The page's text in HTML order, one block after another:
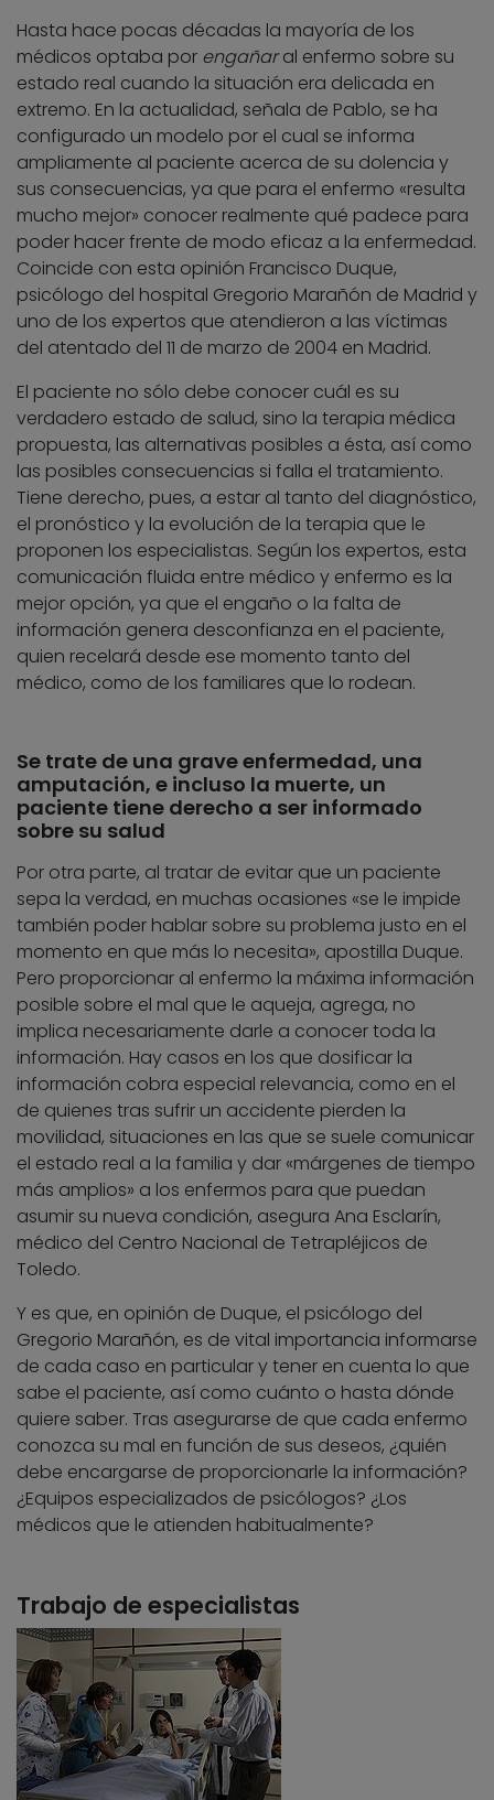
Hasta hace pocas décadas la mayoría de los
médicos optaba por engañaral enfermo sobre su
estado real cuando la situación era delicada en
extremo. En la actualidad, señala de Pablo, se ha
configurado un modelo por el cual se informa
ampliamente al paciente acerca de su dolencia y
sus consecuencias, ya que para el enfermo «resulta
mucho mejor» conocer realmente qué padece para
poder hacer frente de modo eficaz a la enfermedad.
Coincide con esta opinión Francisco Duque,
psicólogo del hospital Gregorio Marañón de Madrid y
uno de los expertos que atendieron a las víctimas
del atentado del 11 de marzo de 2004 en Madrid.
El paciente no sólo debe conocer cuál es su
verdadero estado de salud, sino la terapia médica
propuesta, las alternativas posibles a ésta, así como
las posibles consecuencias si falla el tratamiento.
Tiene derecho, pues, a estar al tanto del diagnóstico,
el pronóstico y la evolución de la terapia que le
proponen los especialistas. Según los expertos, esta
comunicación fluida entre médico y enfermo es la
mejor opción, ya que el engaño o la falta de
información genera desconfianza en el paciente,
quien recelará desde ese momento tanto del
médico, como de los familiares que lo rodean.
Se trate de una grave enfermedad, una
amputación, e incluso la muerte, un
paciente tiene derecho a ser informado
sobre su salud
Por otra parte, al tratar de evitar que un paciente
sepa la verdad, en muchas ocasiones «se le impide
también poder hablar sobre su problema justo en el
momento en que más lo necesita», apostilla Duque.
Pero proporcionar al enfermo la máxima información
posible sobre el mal que le aqueja, agrega, no
implica necesariamente darle a conocer toda la
información. Hay casos en los que dosificar la
información cobra especial relevancia, como en el
de quienes tras sufrir un accidente pierden la
movilidad, situaciones en las que se suele comunicar
el estado real a la familia y dar «márgenes de tiempo
más amplios» a los enfermos para que puedan
asumir su nueva condición, asegura Ana Esclarín,
médico del Centro Nacional de Tetrapléjicos de
Toledo.
Y es que, en opinión de Duque, el psicólogo del
Gregorio Marañón, es de vital importancia informarse
de cada caso en particular y tener en cuenta lo que
sabe el paciente, así como cuánto o hasta dónde
quiere saber. Tras asegurarse de que cada enfermo
conozca su mal en función de sus deseos, ¿quién
debe encargarse de proporcionarle la información?
¿Equipos especializados de psicólogos? ¿Los
médicos que le atienden habitualmente?
Trabajo de especialistas